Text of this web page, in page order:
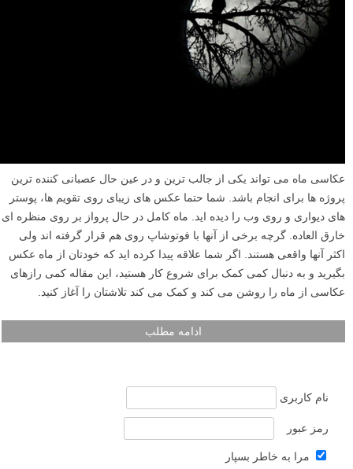
عکاسی ماه می تواند یکی از جالب ترین و در عین حال عصبانی کننده ترین
پروژه ها برای انجام باشد. شما حتما عکس های زیبای روی تقویم ها، پوستر
های دیواری و روی وب را دیده اید. ماه کامل در حال پرواز بر روی منظره ای
خارق العاده. گرچه برخی از آنها با فوتوشاپ روی هم قرار گرفته اند ولی
اکثر آنها واقعی هستند. اگر شما علاقه پیدا کرده اید که خودتان از ماه عکس
بگیرید و به دنبال کمی کمک برای شروع کار هستید، این مقاله کمی رازهای
عکاسی از ماه را روشن می کند و کمک می کند تلاشتان را آغاز کنید.
ادامه مطلب
نام کاربری
رمز عبور
مرا به خاطر بسپار